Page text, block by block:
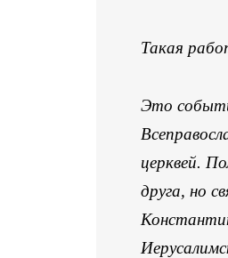
Такая
Это
церквей.
друга, но